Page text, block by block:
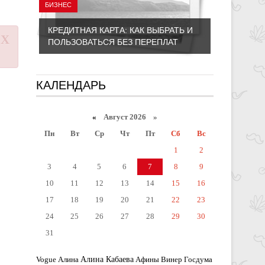
X
БИЗНЕС
КРЕДИТНАЯ КАРТА: КАК ВЫБРАТЬ И
ПОЛЬЗОВАТЬСЯ БЕЗ ПЕРЕПЛАТ
КАЛЕНДАРЬ
« Август 2026 »
Пн
Вт Ср Чт Пт Сб
Вс
1
2
3
4 5 6 7 8
9
10
11 12 13 14 15
16
17
18 19 20 21 22
23
24
25 26 27 28 29
30
31
Vogue Алина Алина Кабаева Афины Винер Госдума